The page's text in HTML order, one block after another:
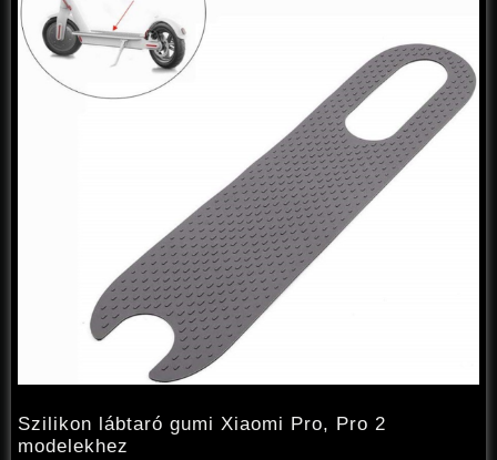
Szilikon lábtaró gumi Xiaomi Pro, Pro 2
modelekhez